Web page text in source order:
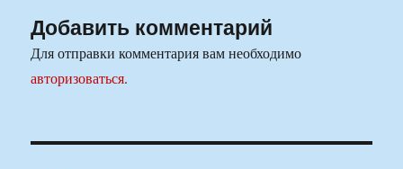
Добавить комментарий
Для отправки комментария вам необходимо
авторизоваться.